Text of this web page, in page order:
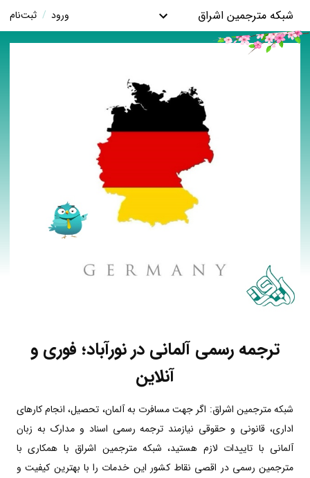
شبکه مترجمین اشراق ورود / ثبت‌نام
ترجمه رسمی آلمانی در نورآباد؛ فوری و
آنلاین
شبکه مترجمین اشراق: اگر جهت مسافرت به آلمان، تحصیل، انجام کارهای
اداری، قانونی و حقوقی نیازمند ترجمه رسمی اسناد و مدارک به زبان
آلمانی با تاییدات لازم هستید، شبکه مترجمین اشراق با همکاری با
مترجمین رسمی در اقصی نقاط کشور این خدمات را با بهترین کیفیت و